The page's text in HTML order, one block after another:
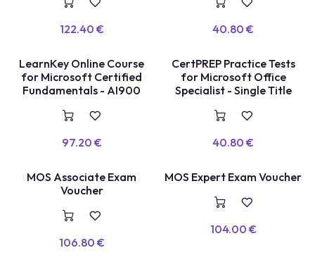
122.40 € 40.80 €
COURS EN LIGNE
LearnKey Online Course
for Microsoft Certified
Fundamentals - AI900
97.20 €
TEST BLANC
CertPREP Practice Tests
for Microsoft Office
Specialist - Single Title
40.80 €
VOUCHER
MOS Associate Exam
Voucher
106.80 €
VOUCHER
MOS Expert Exam Voucher
104.00 €